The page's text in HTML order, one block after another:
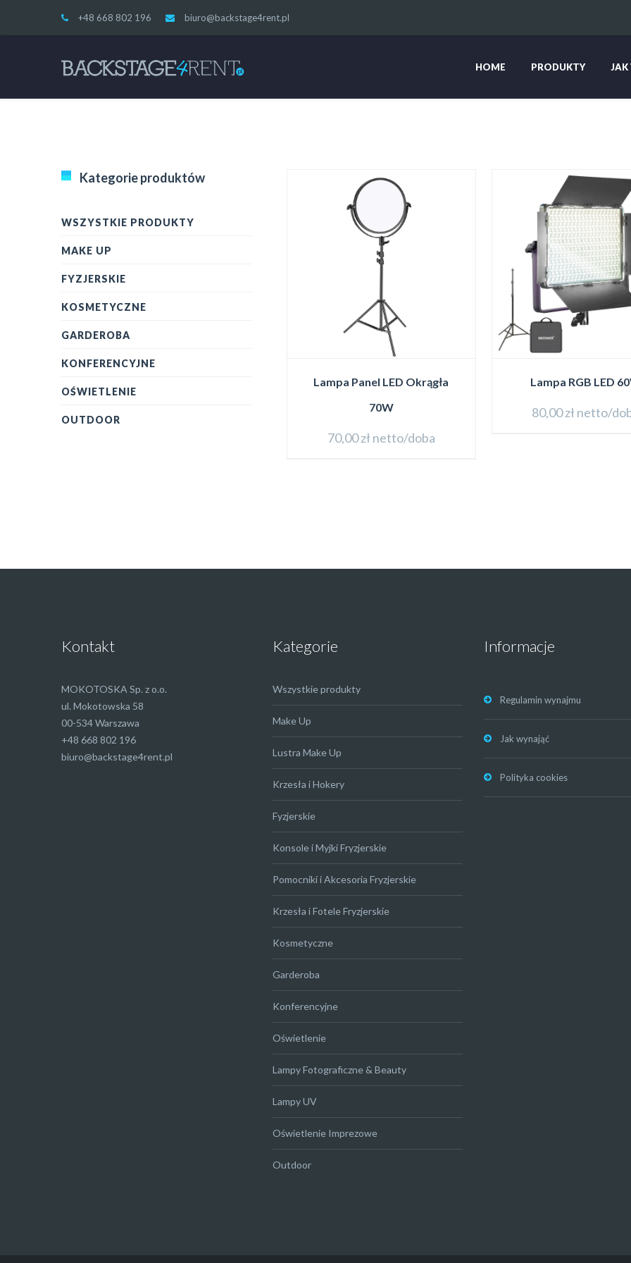
+48 668 802 196 biuro@backstage4rent.pl
HOME PRODUKTY JAK
Lampa Panel LED Okrągła
70W
70,00zł netto/doba
Lampa RGB LED
80,00zł netto/
Kategorie produktów
WSZYSTKIE PRODUKTY
MAKE UP
FYZJERSKIE
KOSMETYCZNE
GARDEROBA
KONFERENCYJNE
OŚWIETLENIE
OUTDOOR
Kontakt
MOKOTOSKA Sp. z o.o.
ul. Mokotowska 58
00-534 Warszawa
+48 668 802 196
biuro@backstage4rent.pl
Kategorie
Wszystkie produkty
Make Up
Lustra Make Up
Krzesła i Hokery
Fyzjerskie
Konsole i Myjki Fryzjerskie
Pomocniki i Akcesoria Fryzjerskie
Krzesła i Fotele Fryzjerskie
Kosmetyczne
Garderoba
Konferencyjne
Oświetlenie
Lampy Fotograficzne & Beauty
Lampy UV
Oświetlenie Imprezowe
Outdoor
Informacje
Regulamin wynajmu
Jak wynająć
Polityka cookies